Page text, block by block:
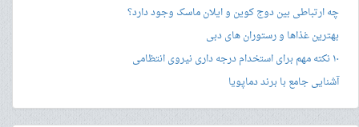
چه ارتباطی بین دوج کوین و ایلان ماسک وجود دارد؟
بهترین غذاها و رستوران های دبی
۱۰ نکته مهم برای استخدام درجه داری نیروی انتظامی
آشنایی جامع با برند دماپویا